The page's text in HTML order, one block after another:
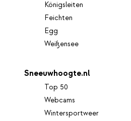
Königsleiten
Feichten
Egg
Weißensee
Sneeuwhoogte.nl
Top 50
Webcams
Wintersportweer